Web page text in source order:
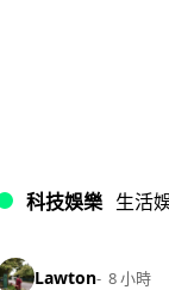
科技娛樂 生活
Lawton 8 小時